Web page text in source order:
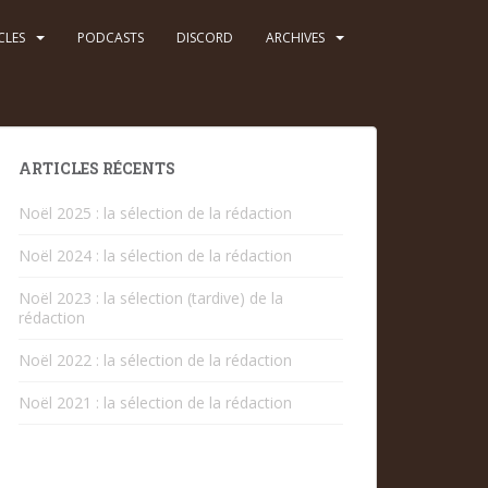
PODCASTS DISCORD ARCHIVES
ARTICLES RÉCENTS
Noël 2025 : la sélection de la rédaction
Noël 2024 : la sélection de la rédaction
Noël 2023 : la sélection (tardive) de la
rédaction
Noël 2022 : la sélection de la rédaction
Noël 2021 : la sélection de la rédaction